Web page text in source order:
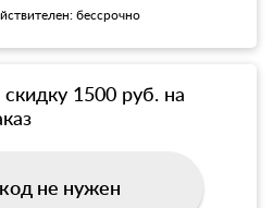
бессрочно
1500 руб. на
не нужен